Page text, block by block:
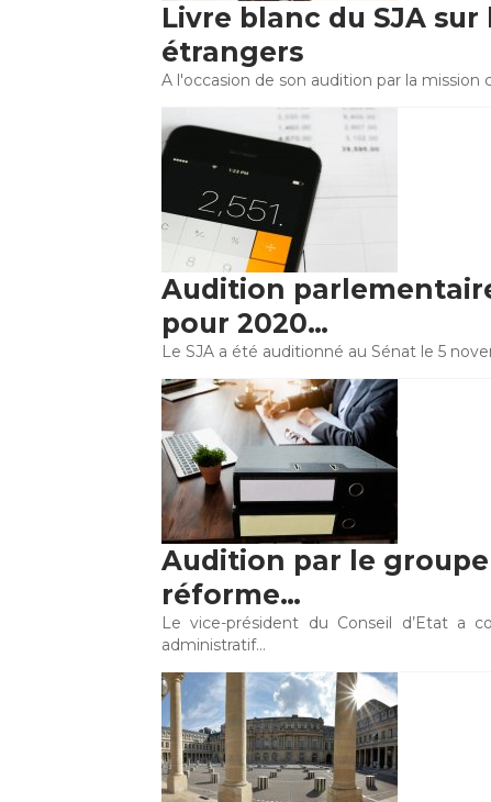
Livre blanc du SJA
étrangers
A l'occasion de son audition par la
Audition
pour 2020…
Le SJA a été auditionné au Sénat le 5
Audition par le
réforme…
Le vice-président du Conseil d’Etat a
administratif…